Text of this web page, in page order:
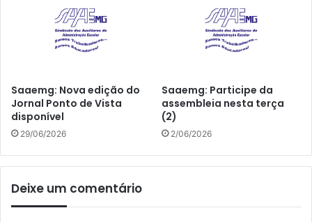
Saaemg: Nova edição do
Jornal Ponto de Vista
disponível
29/06/2026
Saaemg: Participe da
assembleia nesta terça
(2)
2/06/2026
Deixe um comentário